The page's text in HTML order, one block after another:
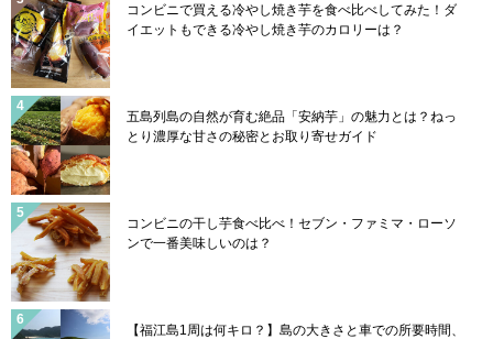
コンビニで買える冷やし焼き芋を食べ比べしてみた！ダ
イエットもできる冷やし焼き芋のカロリーは？
五島列島の自然が育む絶品「安納芋」の魅力とは？ねっ
とり濃厚な甘さの秘密とお取り寄せガイド
コンビニの干し芋食べ比べ！セブン・ファミマ・ローソ
ンで一番美味しいのは？
【福江島1周は何キロ？】島の大きさと車での所要時間、